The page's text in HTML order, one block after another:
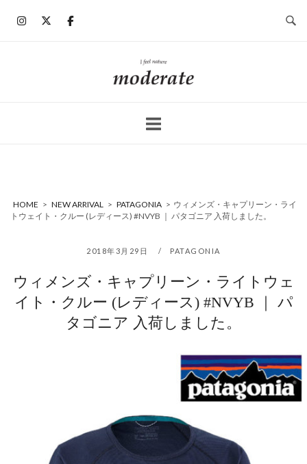
ホ
ー
HOME > NEW ARRIVAL > PATAGONIA > ウィメンズ・キャプリーン・ライ
トウェイト・クルー (レディース) #NVYB ｜ パタゴニア 入荷しました。
2018年3月29日 PATAGONIA
ウィメンズ・キャプリーン・ライトウェ
イト・クルー (レディース) #NVYB ｜ パ
タゴニア 入荷しました。